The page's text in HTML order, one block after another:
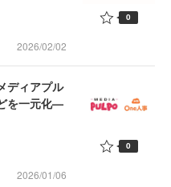
2026/02/02
0
ディアプル
を一元化—
2026/01/06
0